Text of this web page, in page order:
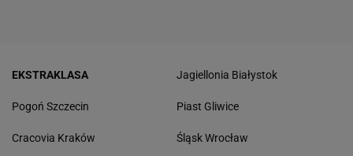
EKSTRAKLASA
Pogoń Szczecin
Cracovia Kraków
Jagiellonia Białystok
Piast Gliwice
Śląsk Wrocław